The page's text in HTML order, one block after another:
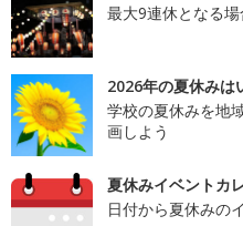
最大9連休となる場
2026年の夏休みは
学校の夏休みを地
画しよう
夏休みイベントカ
日付から夏休みの